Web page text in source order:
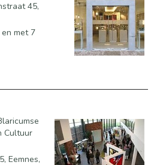
45,
met 7
Cultuur
Eemnes,